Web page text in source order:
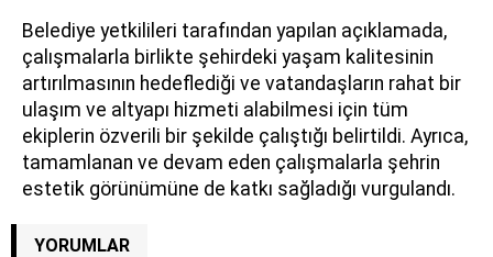
Belediye yetkilileri tarafından yapılan açıklamada,
çalışmalarla birlikte şehirdeki yaşam kalitesinin
artırılmasının hedeflediği ve vatandaşların rahat bir
ulaşım ve altyapı hizmeti alabilmesi için tüm
ekiplerin özverili bir şekilde çalıştığı belirtildi. Ayrıca,
tamamlanan ve devam eden çalışmalarla şehrin
estetik görünümüne de katkı sağladığı vurgulandı.
YORUMLAR